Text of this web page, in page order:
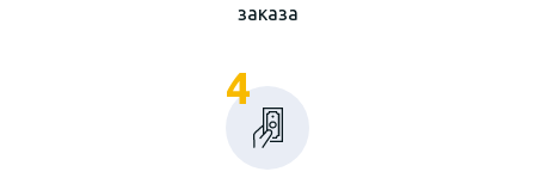
заказа
4